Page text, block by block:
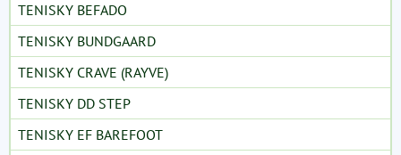
TENISKY BEFADO
TENISKY BUNDGAARD
TENISKY CRAVE (RAYVE)
TENISKY DD STEP
TENISKY EF BAREFOOT